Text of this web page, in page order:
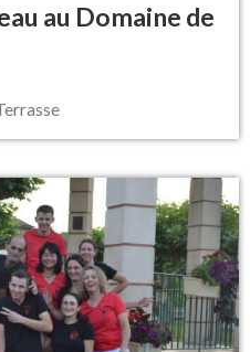
au Domaine de